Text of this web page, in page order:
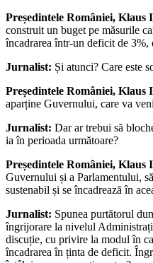
Președintele României, Klaus
construit un buget pe măsurile
încadrarea într-un deficit de 3%,
Jurnalist: Și atunci? Care este
Președintele României, Klaus
aparține Guvernului, care va
Jurnalist: Dar ar trebui să
ia în perioada următoare?
Președintele României, Klaus
Guvernului și a Parlamentului,
sustenabil și se încadrează în
Jurnalist: Spunea purtătorul
îngrijorare la nivelul
discuție, cu privire la modul în
încadrarea în ținta de deficit.